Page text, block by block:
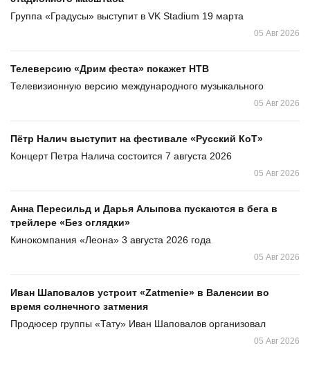
Группа «Градусы» выступит в VK Stadium 19 марта
05 Авг 2026
Телеверсию «Дрим феста» покажет НТВ
Телевизионную версию международного музыкального
05 Авг 2026
Пётр Налич выступит на фестивале «Русский КоТ»
Концерт Петра Налича состоится 7 августа 2026
05 Авг 2026
Анна Пересильд и Дарья Алыпова пускаются в бега в
трейлере «Без оглядки»
Кинокомпания «Леона» 3 августа 2026 года
05 Авг 2026
Иван Шаповалов устроит «Zatmenie» в Валенсии во
время солнечного затмения
Продюсер группы «Тату» Иван Шаповалов организовал
05 Авг 2026